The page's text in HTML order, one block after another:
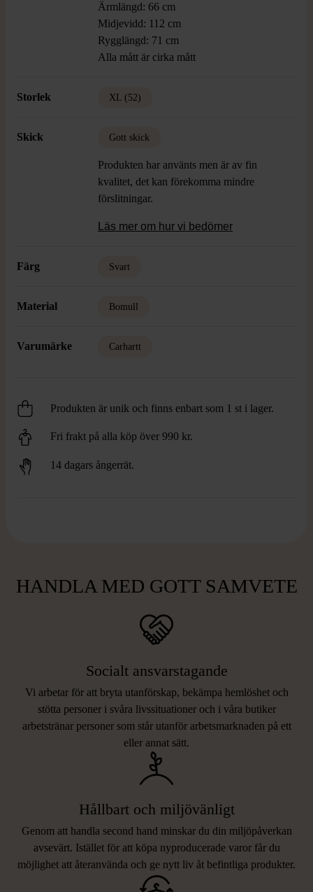
Ärmlängd: 66 cm
Midjevidd: 112 cm
Rygglängd: 71 cm
Alla mått är cirka mått
Storlek XL (52)
Skick Gott skick
Produkten har använts men är av fin
kvalitet, det kan förekomma mindre
förslitningar.
Läs mer om hur vi bedömer
Färg Svart
Material Bomull
Varumärke Carhartt
Produkten är unik och finns enbart som 1 st i lager.
Fri frakt på alla köp över 990 kr.
14 dagars ångerrät.
HANDLA MED GOTT SAMVETE
Socialt ansvarstagande
Vi arbetar för att bryta utanförskap, bekämpa hemlöshet och
stötta personer i svåra livssituationer och i våra butiker
arbetstränar personer som står utanför arbetsmarknaden på ett
eller annat sätt.
Hållbart och miljövänligt
Genom att handla second hand minskar du din miljöpåverkan
avsevärt. Istället för att köpa nyproducerade varor får du
möjlighet att återanvända och ge nytt liv åt befintliga produkter.